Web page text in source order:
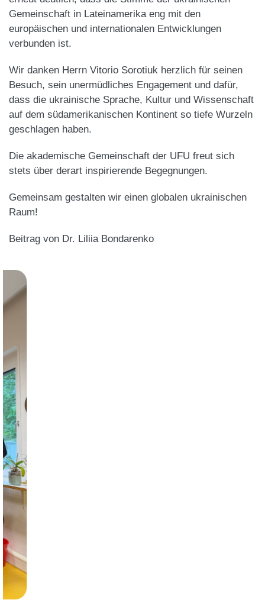
Gemeinschaft in Lateinamerika eng mit den
europäischen und internationalen Entwicklungen
verbunden ist.
Wir danken Herrn Vitorio Sorotiuk herzlich für seinen
Besuch, sein unermüdliches Engagement und dafür,
dass die ukrainische Sprache, Kultur und Wissenschaft
auf dem südamerikanischen Kontinent so tiefe Wurzeln
geschlagen haben.
Die akademische Gemeinschaft der UFU freut sich
stets über derart inspirierende Begegnungen.
Gemeinsam gestalten wir einen globalen ukrainischen
Raum!
Beitrag von Dr. Liliia Bondarenko